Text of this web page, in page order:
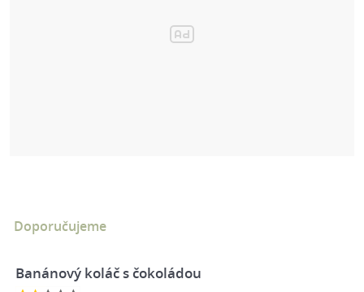
Doporučujeme
Banánový koláč s čokoládou